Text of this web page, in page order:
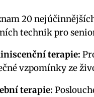
20
technik pro
terapie:
vzpomínky ze
terapie: